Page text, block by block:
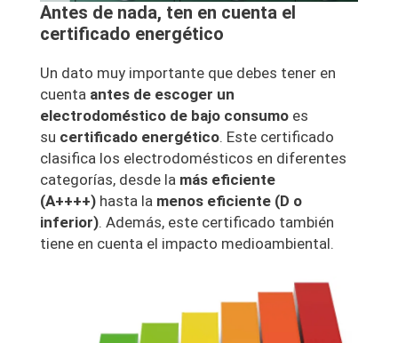
Antes de nada, ten en cuenta el
certificado energético
Un dato muy importante que debes tener en
cuenta antes de escoger un
electrodoméstico de bajo consumo es
su certificado energético. Este certificado
clasifica los electrodomésticos en diferentes
categorías, desde la más eficiente
(A++++) hasta la menos eficiente (D o
inferior). Además, este certificado también
tiene en cuenta el impacto medioambiental.